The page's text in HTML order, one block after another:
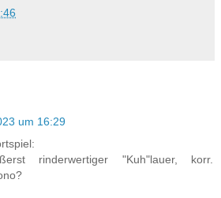
um 16:29
rinderwertiger "Kuh"lauer, korr.